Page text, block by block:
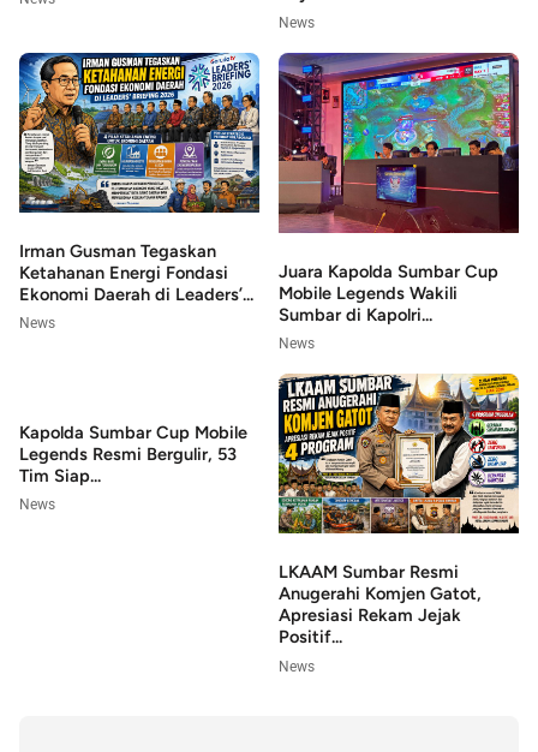
News
Irman Gusman Tegaskan
Ketahanan Energi Fondasi
Ekonomi Daerah di Leaders’...
News
Juara Kapolda Sumbar Cup
Mobile Legends Wakili
Sumbar di Kapolri...
News
Kapolda Sumbar Cup Mobile
Legends Resmi Bergulir, 53
Tim Siap...
News
LKAAM Sumbar Resmi
Anugerahi Komjen Gatot,
Apresiasi Rekam Jejak
Positif...
News